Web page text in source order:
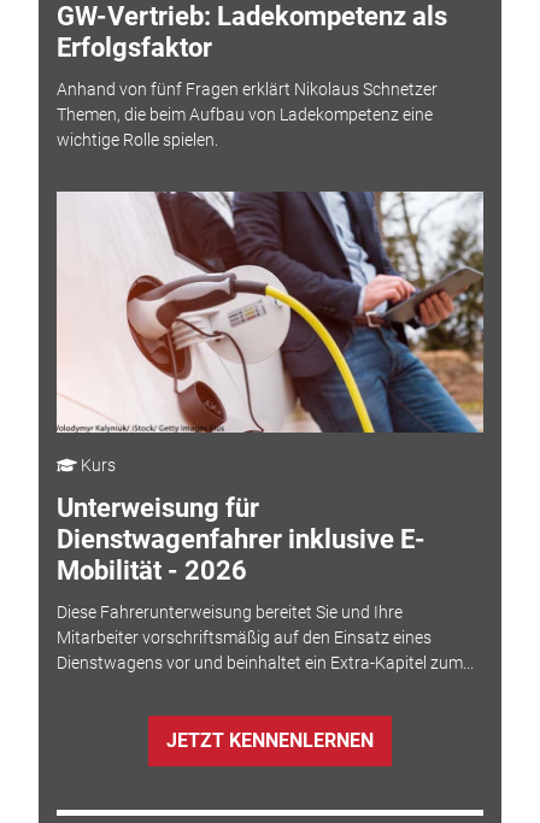
GW-Vertrieb: Ladekompetenz als
Erfolgsfaktor
Anhand von fünf Fragen erklärt Nikolaus Schnetzer
Themen, die beim Aufbau von Ladekompetenz eine
wichtige Rolle spielen.
Kurs
Unterweisung für
Dienstwagenfahrer inklusive E-
Mobilität - 2026
Diese Fahrerunterweisung bereitet Sie und Ihre
Mitarbeiter vorschriftsmäßig auf den Einsatz eines
Dienstwagens vor und beinhaltet ein Extra-Kapitel zum...
JETZT KENNENLERNEN